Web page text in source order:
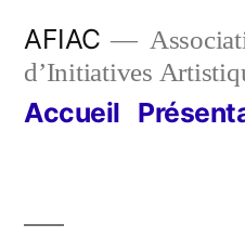
contenu
AFIAC
d’Initiatives
Accueil